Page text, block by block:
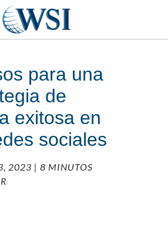
para una
de
exitosa en
sociales
2023 | 8 MINUTOS